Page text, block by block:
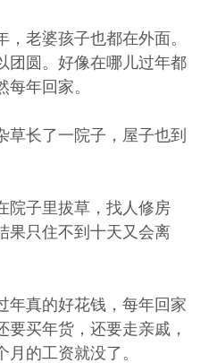
老婆孩子也都在外面。
团圆。好像在哪儿过年都
年回家。
草长了一院子，屋子也到
院子里拔草，找人修房
果只住不到十天又会离
年真的好花钱，每年回家
买年货，还要走亲戚，
的工资就没了。